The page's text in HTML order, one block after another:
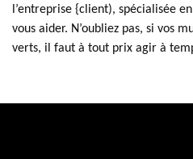
l’entreprise {client), spécialisée
vous aider. N’oubliez pas, si vos
verts, il faut à tout prix agir à